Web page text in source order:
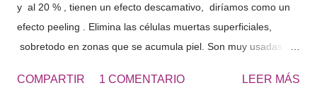
y al 20 % , tienen un efecto descamativo, diríamos como un
efecto peeling . Elimina las células muertas superficiales,
sobretodo en zonas que se acumula piel. Son muy usadas
pies... zonas ásperas de la piel. El resultado es una piel más
COMPARTIR 1 COMENTARIO LEER MÁS